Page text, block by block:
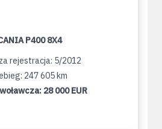
P400 8X4
rejestracja: 5/2012
247 605 km
28 000 EUR